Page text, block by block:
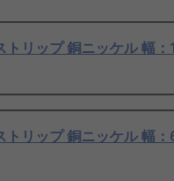
トリップ 銅ニッケル 幅
トリップ 銅ニッケル 幅